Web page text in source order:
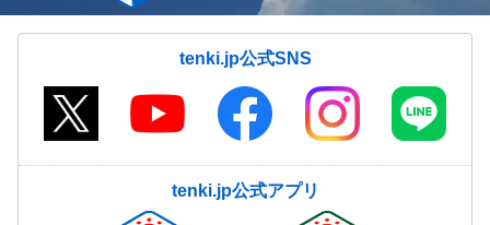
tenki.jp公式SNS
tenki.jp公式アプリ